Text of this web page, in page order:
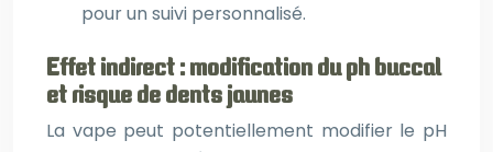
pour un suivi personnalisé.
Effet indirect : modification du ph buccal
et risque de dents jaunes
La vape peut potentiellement modifier le pH